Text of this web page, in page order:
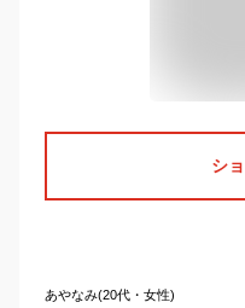
シ
あやなみ(20代・女性)